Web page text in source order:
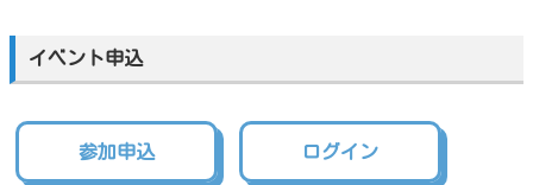
イベント申込
参加申込 ログイン